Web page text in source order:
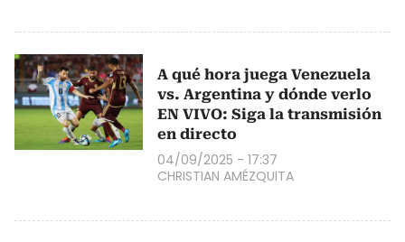
A qué hora juega Venezuela
vs. Argentina y dónde verlo
EN VIVO: Siga la transmisión
en directo
04/09/2025 - 17:37
CHRISTIAN AMÉZQUITA